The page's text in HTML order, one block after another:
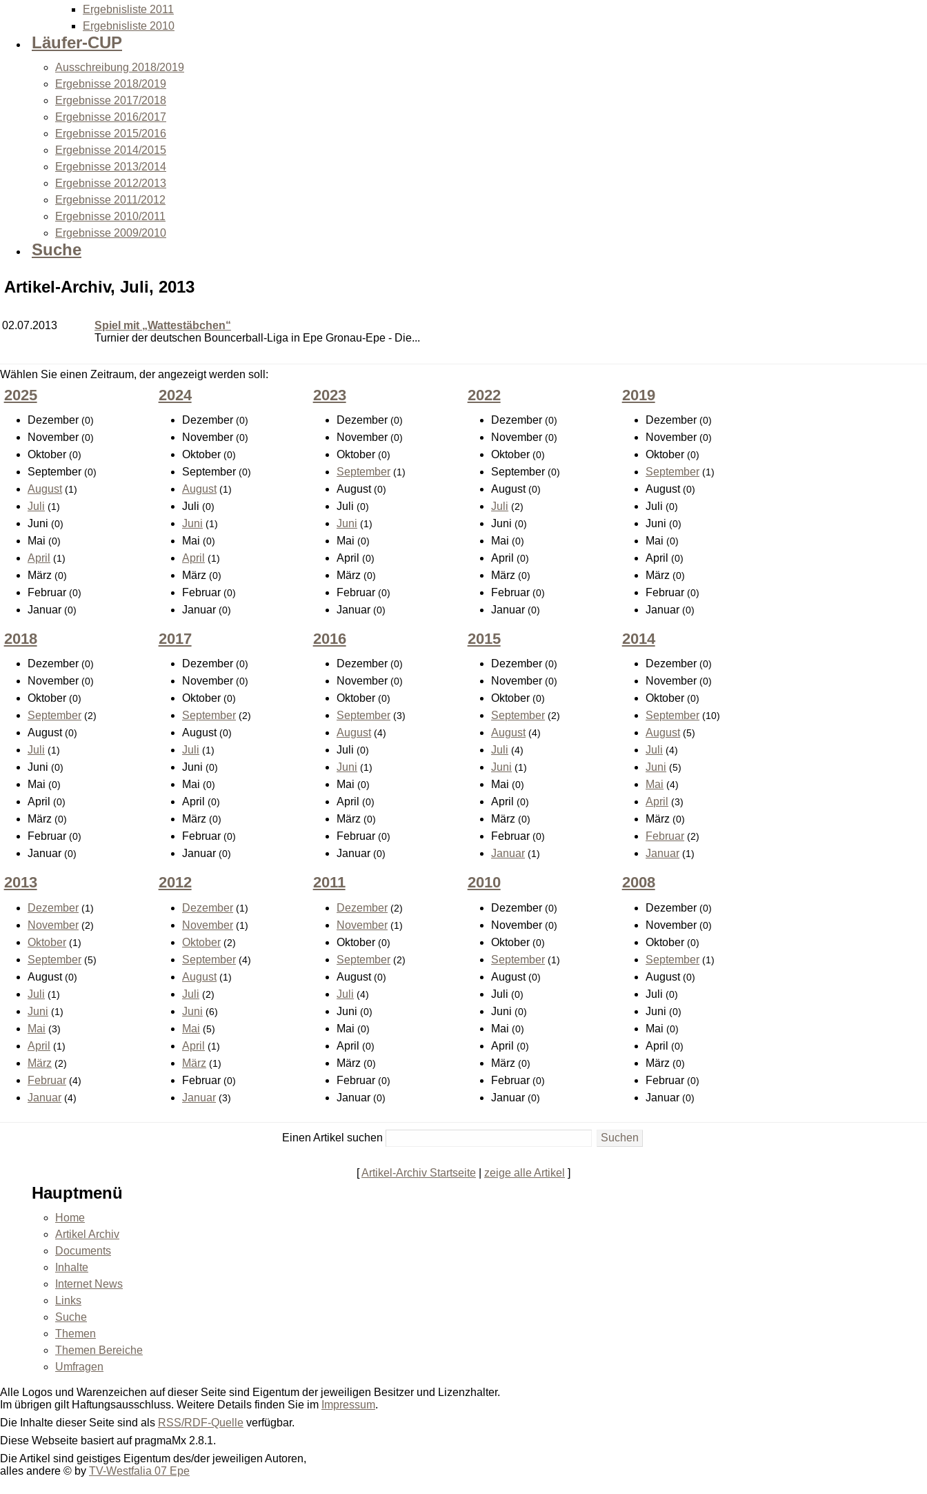
Ergebnisliste 2011
Ergebnisliste 2010
Läufer-CUP
Ausschreibung 2018/2019
Ergebnisse 2018/2019
Ergebnisse 2017/2018
Ergebnisse 2016/2017
Ergebnisse 2015/2016
Ergebnisse 2014/2015
Ergebnisse 2013/2014
Ergebnisse 2012/2013
Ergebnisse 2011/2012
Ergebnisse 2010/2011
Ergebnisse 2009/2010
Suche
Artikel-Archiv, Juli, 2013
02.07.2013
Spiel mit „Wattestäbchen“
Turnier der deutschen Bouncerball-Liga in Epe Gronau-Epe - Die...
Wählen Sie einen Zeitraum, der angezeigt werden soll:
2025
Dezember (0)
November (0)
Oktober (0)
September (0)
August (1)
Juli (1)
Juni (0)
Mai (0)
April (1)
März (0)
Februar (0)
Januar (0)
2024
Dezember(0)
November(0)
Oktober(0)
September(0)
August (1)
Juli(0)
Juni (1)
Mai(0)
April (1)
März(0)
Februar(0)
Januar(0)
2023
Dezember(0)
November(0)
Oktober(0)
September (1)
August(0)
Juli(0)
Juni (1)
Mai(0)
April(0)
März(0)
Februar(0)
Januar(0)
2022
Dezember(0)
November(0)
Oktober(0)
September(0)
August(0)
Juli (2)
Juni(0)
Mai(0)
April(0)
März(0)
Februar(0)
Januar(0)
2019
Dezember(0)
November(0)
Oktober(0)
September (1)
August(0)
Juli(0)
Juni(0)
Mai(0)
April(0)
März(0)
Februar(0)
Januar(0)
2018
Dezember (0)
November (0)
Oktober (0)
September (2)
August (0)
Juli (1)
Juni (0)
Mai (0)
April (0)
März (0)
Februar (0)
Januar (0)
2017
Dezember(0)
November(0)
Oktober(0)
September (2)
August(0)
Juli (1)
Juni(0)
Mai(0)
April(0)
März(0)
Februar(0)
Januar(0)
2016
Dezember(0)
November(0)
Oktober(0)
September (3)
August (4)
Juli(0)
Juni (1)
Mai(0)
April(0)
März(0)
Februar(0)
Januar(0)
2015
Dezember(0)
November(0)
Oktober(0)
September (2)
August (4)
Juli (4)
Juni (1)
Mai(0)
April(0)
März(0)
Februar(0)
Januar (1)
2014
Dezember(0)
November(0)
Oktober(0)
September (10)
August (5)
Juli (4)
Juni (5)
Mai (4)
April (3)
März(0)
Februar (2)
Januar (1)
2013
Dezember (1)
November (2)
Oktober (1)
September (5)
August (0)
Juli (1)
Juni (1)
Mai (3)
April (1)
März (2)
Februar (4)
Januar (4)
2012
Dezember (1)
November (1)
Oktober (2)
September (4)
August (1)
Juli (2)
Juni (6)
Mai (5)
April (1)
März (1)
Februar(0)
Januar (3)
2011
Dezember (2)
November (1)
Oktober(0)
September (2)
August(0)
Juli (4)
Juni(0)
Mai(0)
April(0)
März(0)
Februar(0)
Januar(0)
2010
Dezember(0)
November(0)
Oktober(0)
September (1)
August(0)
Juli(0)
Juni(0)
Mai(0)
April(0)
März(0)
Februar(0)
Januar(0)
2008
Dezember(0)
November(0)
Oktober(0)
September (1)
August(0)
Juli(0)
Juni(0)
Mai(0)
April(0)
März(0)
Februar(0)
Januar(0)
Einen Artikel suchen
[Artikel-Archiv Startseite zeige alle Artikel ]
Hauptmenü
Home
Artikel Archiv
Documents
Inhalte
Internet News
Links
Suche
Themen
Themen Bereiche
Umfragen
Alle Logos und Warenzeichen auf dieser Seite sind Eigentum der jeweiligen Besitzer und Lizenzhalter.
Im übrigen gilt Haftungsausschluss. Weitere Details finden Sie im Impressum.
Die Inhalte dieser Seite sind als RSS/RDF-Quelle verfügbar.
Diese Webseite basiert auf pragmaMx 2.8.1.
Die Artikel sind geistiges Eigentum des/der jeweiligen Autoren,
alles andere © by TV-Westfalia 07 Epe